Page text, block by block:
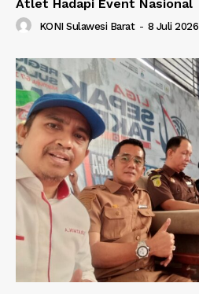
Atlet Hadapi Event Nasional
KONI Sulawesi Barat - 8 Juli 2026